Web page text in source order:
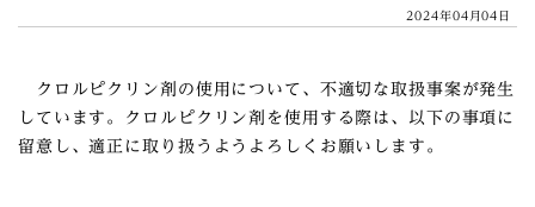
2024年04月04日
クロルピクリン剤の使用について、不適切な取扱事案が発生
しています。クロルピクリン剤を使用する際は、以下の事項に
留意し、適正に取り扱うようよろしくお願いします。